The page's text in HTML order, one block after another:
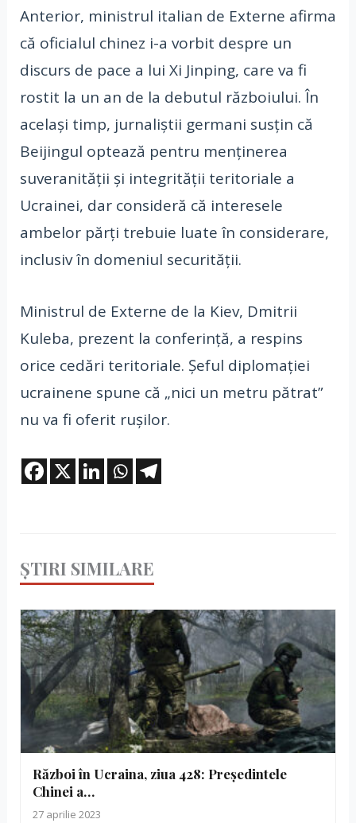
Anterior, ministrul italian de Externe afirma
că oficialul chinez i-a vorbit despre un
discurs de pace a lui Xi Jinping, care va fi
rostit la un an de la debutul războiului. În
același timp, jurnaliștii germani susțin că
Beijingul optează pentru menținerea
suveranității și integrității teritoriale a
Ucrainei, dar consideră că interesele
ambelor părți trebuie luate în considerare,
inclusiv în domeniul securității.
Ministrul de Externe de la Kiev, Dmitrii
Kuleba, prezent la conferință, a respins
orice cedări teritoriale. Șeful diplomației
ucrainene spune că „nici un metru pătrat”
nu va fi oferit rușilor.
ȘTIRI SIMILARE
Război în Ucraina, ziua 428: Președintele
Chinei a…
27 aprilie 2023